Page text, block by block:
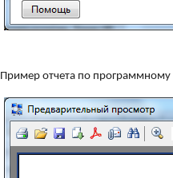
Пример отчета по